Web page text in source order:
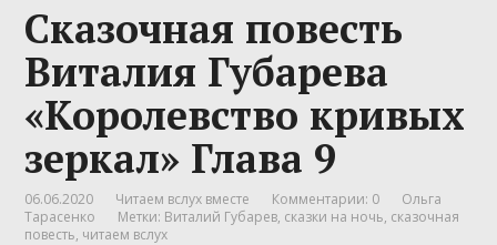
Сказочная повесть
Виталия Губарева
«Королевство кривых
зеркал» Глава 9
06.06.2020 Читаем вслух вместе Комментарии: 0
Ольга
Тарасенко
Метки: Виталий Губарев, сказки на ночь, сказочная
повесть, читаем вслух